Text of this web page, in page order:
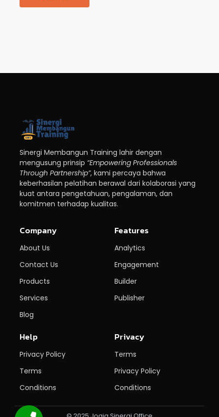
Sinergi Membangun Training lahir dengan
mengusung prinsip “Empowering Professionals
Through Partnership”, kami percaya bahwa
keberhasilan pelatihan berawal dari kolaborasi yang
kuat antara pengetahuan, pengalaman, dan
komitmen terhadap kualitas.
Company
About Us
Contact Us
Products
Services
Blog
Features
Analytics
Engagement
Builder
Publisher
Help
Privacy Policy
Terms
Conditions
Privacy
Terms
Privacy Policy
Conditions